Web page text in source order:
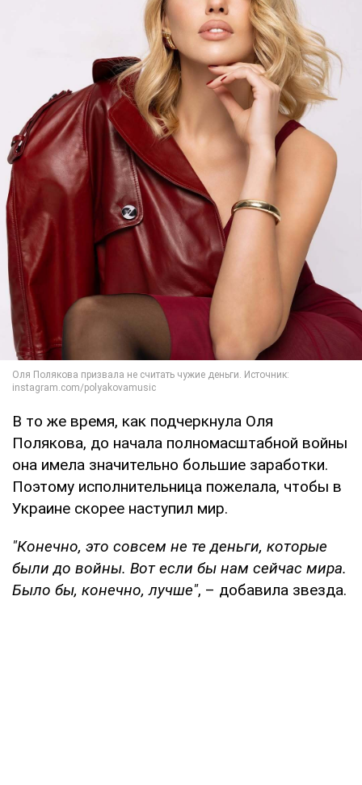
В то же время, как подчеркнула Оля
Полякова, до начала полномасштабной войны
она имела значительно большие заработки.
Поэтому исполнительница пожелала, чтобы в
Украине скорее наступил мир.
"Конечно, это совсем не те деньги, которые
были до войны. Вот если бы нам сейчас мира.
Было бы, конечно, лучше", – добавила звезда.